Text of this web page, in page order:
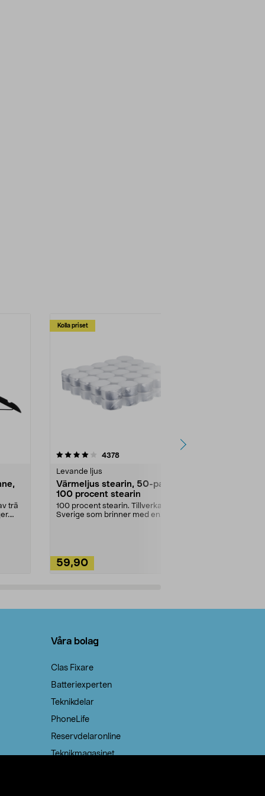
trä
Kolla priset
4378recensioner
Levande ljus
Värmeljus stearin, 50-pack,
100 procent stearin
100 procent stearin. Tillverkade i
Sverige som brinner med en
59,90
4.5av 5 stjärnor
Våra bolag
Clas Fixare
Batteriexperten
Teknikdelar
PhoneLife
Reservdelaronline
Teknikmagasinet